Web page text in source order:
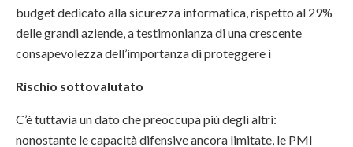
budget dedicato alla sicurezza informatica, rispetto al 29%
delle grandi aziende, a testimonianza di una crescente
consapevolezza dell’importanza di proteggere i
Rischio sottovalutato
C’è tuttavia un dato che preoccupa più degli altri:
nonostante le capacità difensive ancora limitate, le PMI